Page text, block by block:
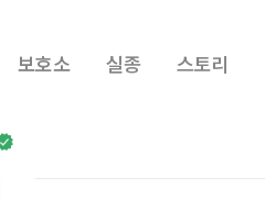
보호소 실종 스토리